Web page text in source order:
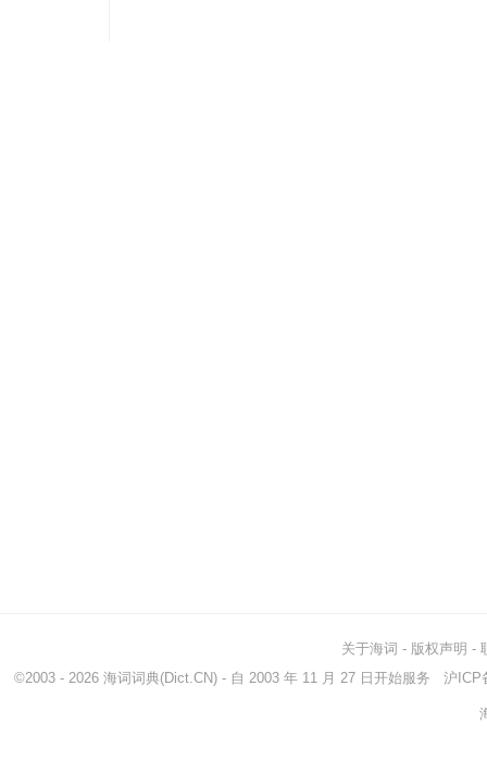
关于海词 - 版权声明 -
©2003 - 2026 海词词典(Dict.CN) - 自 2003 年 11 月 27 日开始服务 沪ICP